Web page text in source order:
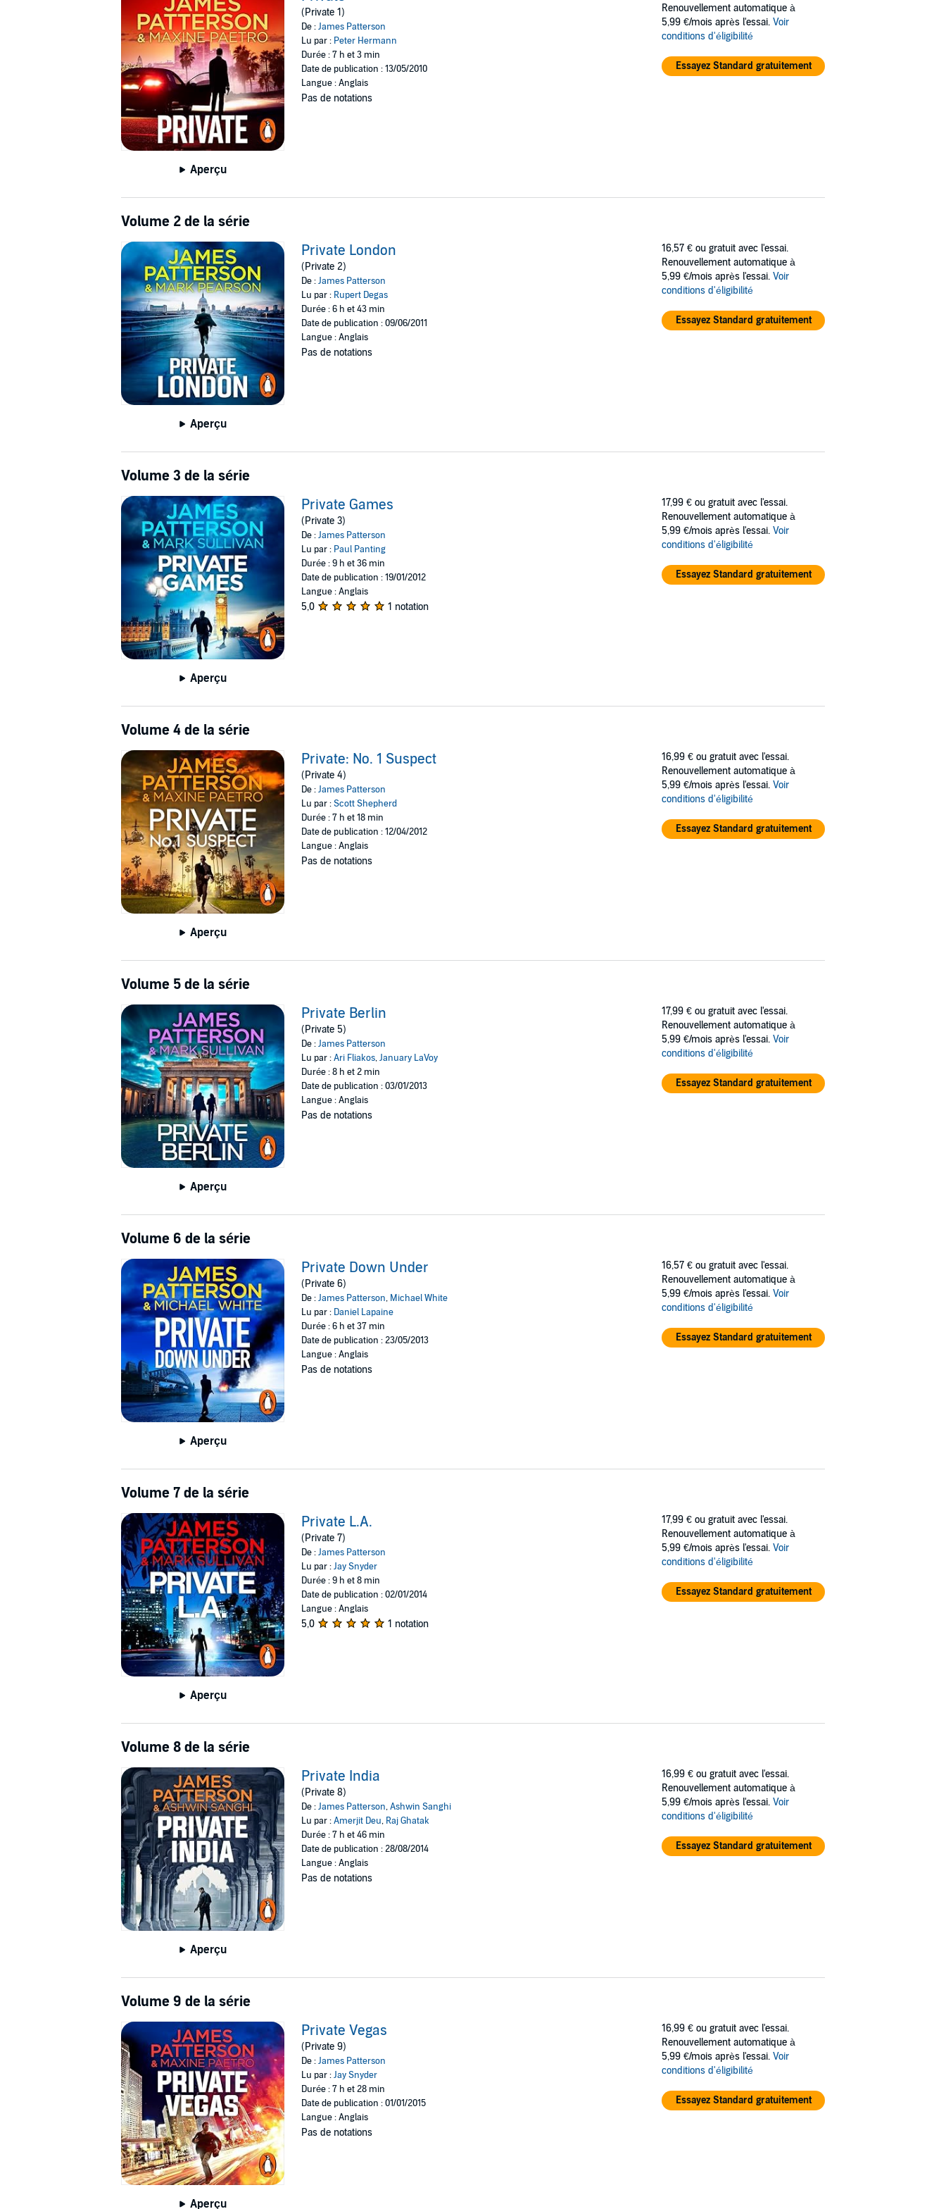
close to home: his best friend's wife and Jack's former lover, has been killed. It nearly pushes him over the edge. Instead, Jack pushes back and devotes all of
Private's resources to tracking down her killer.
And Jack doesn't have to play by the rules.
© James Patterson 2024 (P) Penguin Audio 2024
Aperçu
(Private 1)
De :James Patterson
Lu par : Peter Hermann
Durée : 7 h et 3 min
Date de publication : 13/05/2010
Langue : Anglais
Pas de notations
Renouvellement automatique à
5,99 €/mois après l'essai. Voir
conditions d'éligibilité
Essayez Standard gratuitement
Volume 2 de la série
Aperçu
Private London
(Private 2)
De :James Patterson
Lu par : Rupert Degas
Durée : 6 h et 43 min
Date de publication : 09/06/2011
Langue : Anglais
Pas de notations
16,57 € ou gratuit avec l'essai.
Renouvellement automatique à
5,99 €/mois après l'essai. Voir
conditions d'éligibilité
Essayez Standard gratuitement
Volume 3 de la série
Aperçu
Private Games
(Private 3)
De :James Patterson
Lu par : Paul Panting
Durée : 9 h et 36 min
Date de publication : 19/01/2012
Langue : Anglais
5,0 1 notation
17,99 € ou gratuit avec l'essai.
Renouvellement automatique à
5,99 €/mois après l'essai. Voir
conditions d'éligibilité
Essayez Standard gratuitement
Volume 4 de la série
Aperçu
Private: No. 1 Suspect
(Private 4)
De :James Patterson
Lu par :Scott Shepherd
Durée : 7 h et 18 min
Date de publication : 12/04/2012
Langue : Anglais
Pas de notations
16,99 € ou gratuit avec l'essai.
Renouvellement automatique à
5,99 €/mois après l'essai. Voir
conditions d'éligibilité
Essayez Standard gratuitement
Volume 5 de la série
Aperçu
Private Berlin
(Private 5)
De :James Patterson
Lu par :Ari Fliakos,January LaVoy
Durée : 8 h et 2 min
Date de publication : 03/01/2013
Langue : Anglais
Pas de notations
17,99 € ou gratuit avec l'essai.
Renouvellement automatique à
5,99 €/mois après l'essai. Voir
conditions d'éligibilité
Essayez Standard gratuitement
Volume 6 de la série
Aperçu
Private Down Under
(Private 6)
De :James Patterson, Michael White
Lu par : Daniel Lapaine
Durée : 6 h et 37 min
Date de publication : 23/05/2013
Langue : Anglais
Pas de notations
16,57 € ou gratuit avec l'essai.
Renouvellement automatique à
5,99 €/mois après l'essai. Voir
conditions d'éligibilité
Essayez Standard gratuitement
Volume 7 de la série
Aperçu
Private L.A.
(Private 7)
De :James Patterson
Lu par :Jay Snyder
Durée : 9 h et 8 min
Date de publication : 02/01/2014
Langue : Anglais
5,0 1 notation
17,99 € ou gratuit avec l'essai.
Renouvellement automatique à
5,99 €/mois après l'essai. Voir
conditions d'éligibilité
Essayez Standard gratuitement
Volume 8 de la série
Aperçu
Private India
(Private 8)
De :James Patterson,Ashwin Sanghi
Lu par :Amerjit Deu, Raj Ghatak
Durée : 7 h et 46 min
Date de publication : 28/08/2014
Langue : Anglais
Pas de notations
16,99 € ou gratuit avec l'essai.
Renouvellement automatique à
5,99 €/mois après l'essai. Voir
conditions d'éligibilité
Essayez Standard gratuitement
Volume 9 de la série
Aperçu
Private Vegas
(Private 9)
De :James Patterson
Lu par :Jay Snyder
Durée : 7 h et 28 min
Date de publication : 01/01/2015
Langue : Anglais
Pas de notations
16,99 € ou gratuit avec l'essai.
Renouvellement automatique à
5,99 €/mois après l'essai. Voir
conditions d'éligibilité
Essayez Standard gratuitement